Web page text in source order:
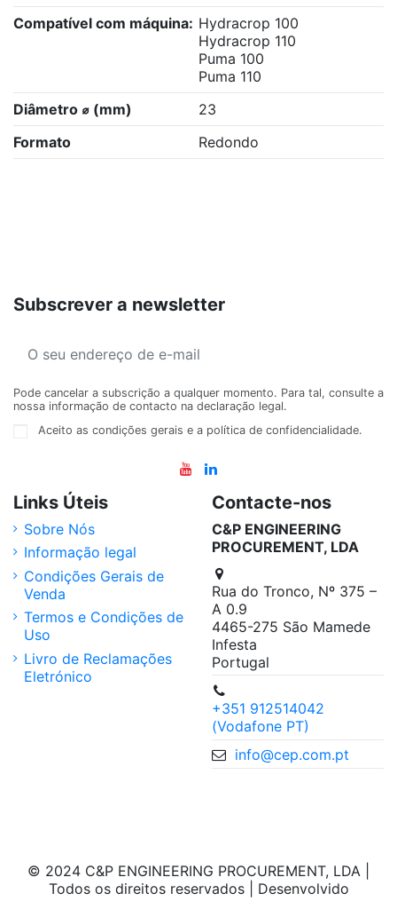
Compatível com máquina: Hydracrop 100
Hydracrop 110
Puma 100
Puma 110
Diâmetro ⌀ (mm)
23
Formato
Redondo
Subscrever a newsletter
Pode cancelar a subscrição a qualquer momento. Para tal, consulte a
nossa informação de contacto na declaração legal.
Aceito as condições gerais e a política de confidencialidade.
Links Úteis
Sobre Nós
Informação legal
Condições Gerais de
Venda
Termos e Condições de
Uso
Livro de Reclamações
Eletrónico
Contacte-nos
C&P ENGINEERING
PROCUREMENT, LDA
Rua do Tronco, Nº 375 –
A 0.9
4465-275 São Mamede
Infesta
Portugal
+351 912514042
(Vodafone PT)
info@cep.com.pt
© 2024 C&P ENGINEERING PROCUREMENT, LDA |
Todos os direitos reservados | Desenvolvido